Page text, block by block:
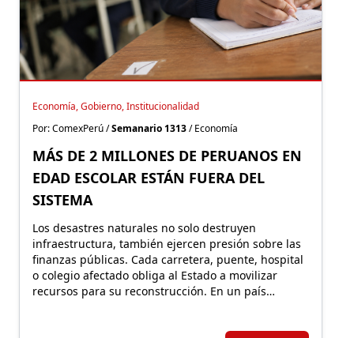
Economía, Gobierno, Institucionalidad
Por: ComexPerú /Semanario 1313/ Economía
MÁS DE 2 MILLONES DE PERUANOS EN
EDAD ESCOLAR ESTÁN FUERA DEL
SISTEMA
Los desastres naturales no solo destruyen
infraestructura, también ejercen presión sobre las
finanzas públicas. Cada carretera, puente, hospital
o colegio afectado obliga al Estado a movilizar
recursos para su reconstrucción. En un país